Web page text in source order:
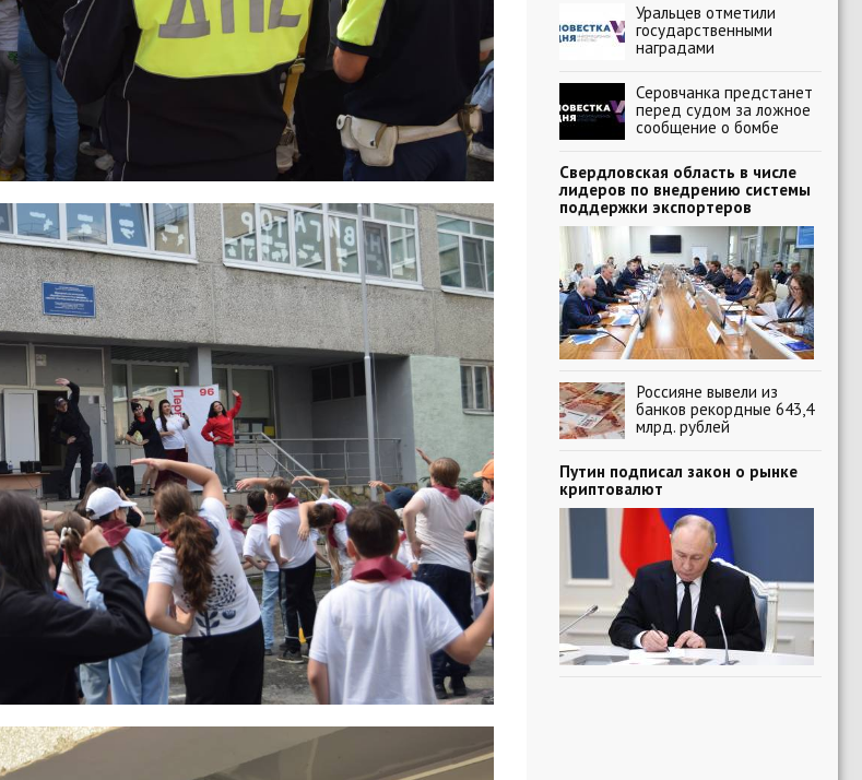
Уральцев отметили
государственными
наградами
Серовчанка предстанет
перед судом за ложное
сообщение о бомбе
Свердловская область в числе
лидеров по внедрению системы
поддержки экспортеров
Россияне вывели из
банков рекордные 643,4
млрд. рублей
Путин подписал закон о рынке
криптовалют